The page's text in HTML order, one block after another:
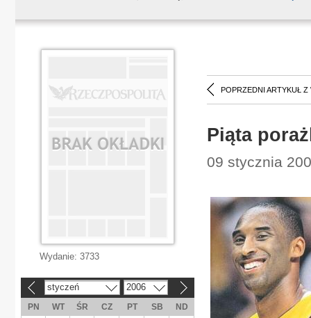
POPRZEDNI ARTYKUŁ Z
Piąta
09 stycznia
Wydanie: 3733
styczeń 2006
PN WT ŚR CZ PT SB
ND